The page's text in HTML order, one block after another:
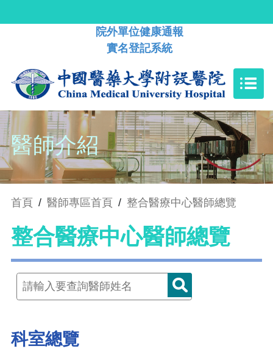
院外單位健康通報
實名登記系統
醫師介紹
首頁 / 醫師專區首頁 / 整合醫療中心醫師總覽
整合醫療中心醫師總覽
科室總覽